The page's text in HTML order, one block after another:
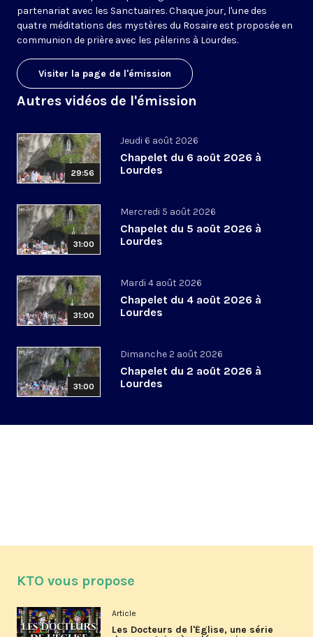
partenariat avec les Sanctuaires. Chaque jour, l'une des
quatre méditations des mystères du Rosaire est proposée en
communion de prière avec les pèlerins à Lourdes.
Visiter la page de l'émission
Autres vidéos de l'émission
29:56
Jeudi 6 août 2026
Chapelet du 6 août 2026 à
Lourdes
31:00
Mercredi 5 août 2026
Chapelet du 5 août 2026 à
Lourdes
31:00
Mardi 4 août 2026
Chapelet du 4 août 2026 à
Lourdes
31:00
Dimanche 2 août 2026
Chapelet du 2 août 2026 à
Lourdes
KTO vous propose
Article
Les Docteurs de l'Église, une série